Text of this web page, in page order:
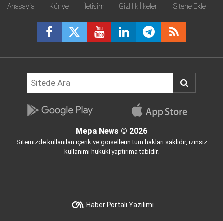
Anasayfa Künye İletişim Gizlilik İlkeleri Sitene Ekle
Mepa News © 2026
Sitemizde kullanılan içerik ve görsellerin tüm hakları saklıdır, izinsiz
kullanımı hukuki yaptırıma tabidir.
Haber Portalı Yazılımı